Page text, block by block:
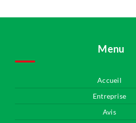
Menu
Accueil
Entreprise
Avis